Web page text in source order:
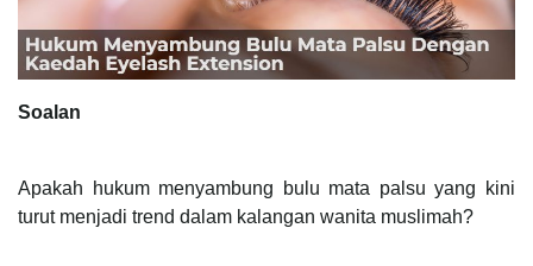
Soalan
Apakah hukum menyambung bulu mata palsu yang kini
turut menjadi trend dalam kalangan wanita muslimah?